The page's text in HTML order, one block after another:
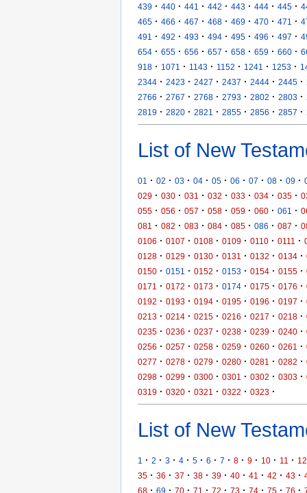
439 · 440 · 441 · 442 · 443 · 444 · 445 ·
465 · 466 · 467 · 468 · 469 · 470 · 471 ·
491
· 492 · 493 · 494 · 495 · 496 · 497 ·
654 · 655 · 656 · 657 · 658 · 659 · 660 ·
918 · 1071 · 1143 · 1152 · 1241 · 1253 ·
2344 · 2423 · 2427 · 2437 · 2444 · 2445 ·
2766 · 2767 · 2768 · 2793 · 2802 · 2803 ·
2819 · 2820 · 2821 · 2855 · 2856 · 2857 ·
List of New
01 · 02 · 03 · 04 · 05 · 06 · 07 · 08 · 09 ·
029 · 030 · 031 · 032 · 033 · 034 · 035 ·
055 · 056 · 057 · 058 · 059 · 060 · 061 ·
081
· 082 · 083 · 084 · 085 · 086 · 087 ·
0106 · 0107 · 0108 · 0109 · 0110 · 0111 ·
0128 · 0129 · 0130 · 0131 · 0132 · 0134 ·
0150 · 0151 · 0152 · 0153 · 0154 · 0155 ·
0171
· 0172 · 0173 · 0174 · 0175 · 0176 ·
0192 · 0193 · 0194 · 0195 · 0196 · 0197 ·
0213 · 0214 · 0215 · 0216 · 0217 · 0218 ·
0235 · 0236 · 0237 · 0238 · 0239 · 0240 ·
0256 · 0257 · 0258 · 0259 · 0260 · 0261 ·
0277 · 0278 · 0279 · 0280 · 0281 · 0282 ·
0298 · 0299 · 0300 · 0301 · 0302 · 0303 ·
0319 · 0320 · 0321 · 0322 · 0323 ·
List of New
1 · 2 · 3 · 4 · 5 · 6 · 7 · 8 · 9 · 10 · 11 · 12
35 · 36 · 37 · 38 · 39 · 40 · 41 · 42 · 43 ·
68 · 69 · 70 · 71 · 72 · 73 · 74 · 75 · 76 ·